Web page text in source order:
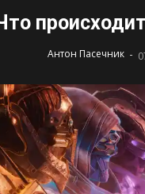
Антон Пасечник -